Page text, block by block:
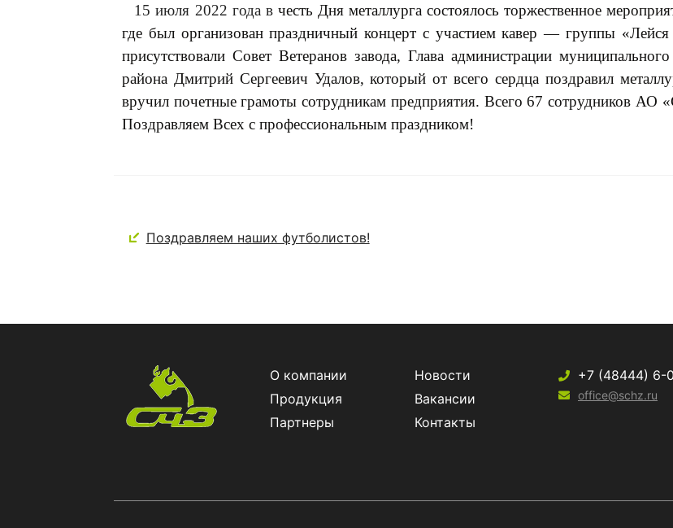
15 июля 2022 года в честь Дня металлурга состоялось торжественное
где был организован праздничный концерт с участием кавер — группы
присутствовали Совет Ветеранов завода, Глава администрации
района Дмитрий Сергеевич Удалов, который от всего сердца поздравил
вручил почетные грамоты сотрудникам предприятия. Всего 67 сотрудников АО
Поздравляем Всех с профессиональным праздником!
Поздравляем наших футболистов!
О компании
Продукция
Партнеры
Новости
Вакансии
Контакты
+7 (48444) 6-
office@schz.ru